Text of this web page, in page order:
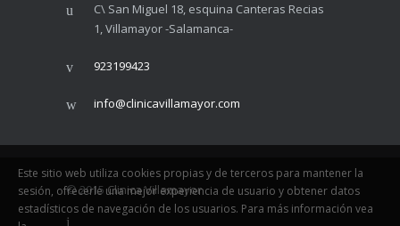
C\ San Miguel 18, esquina Canteras Recias
1, Villamayor -Salamanca-
923199423
info@clinicavillamayor.com
© 2015Clinica Villamayor
Este sitio web utiliza cookies propias y de terceros para mantener la
sesión, ofrecerle una mejor experiencia de usuario y obtener datos
estadísticos de navegación de los usuarios. Para más información vea